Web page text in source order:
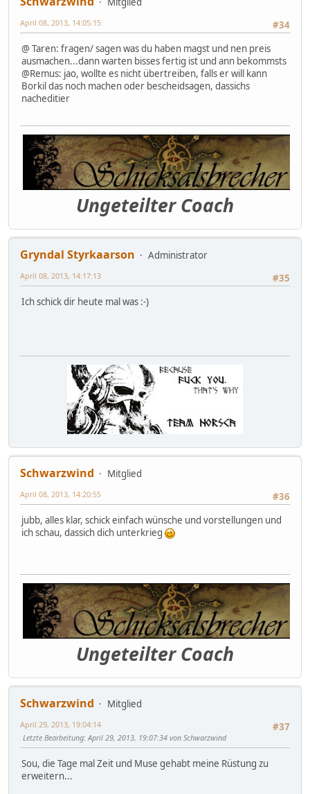
#34
April 08, 2013, 14:05:15
@ Taren: fragen/ sagen was du haben magst und nen preis
ausmachen...dann warten bisses fertig ist und ann bekommsts
@Remus: jao, wollte es nicht übertreiben, falls er will kann
Borkil das noch machen oder bescheidsagen, dassichs
nacheditier
Ungeteilter Coach
Gryndal Styrkaarson
Administrator
#35
April 08, 2013, 14:17:13
Ich schick dir heute mal was :-)
Schwarzwind
Mitglied
#36
April 08, 2013, 14:20:55
jubb, alles klar, schick einfach wünsche und vorstellungen und
ich schau, dassich dich unterkrieg
Ungeteilter Coach
Schwarzwind
Mitglied
#37
April 29, 2013, 19:04:14
Letzte Bearbeitung: April 29, 2013, 19:07:34 von Schwarzwind
Sou, die Tage mal Zeit und Muse gehabt meine Rüstung zu
erweitern...